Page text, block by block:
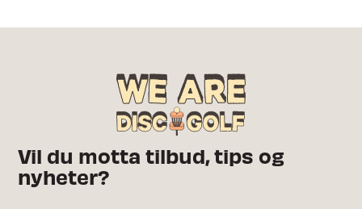
Vil du motta tilbud, tips og
nyheter?